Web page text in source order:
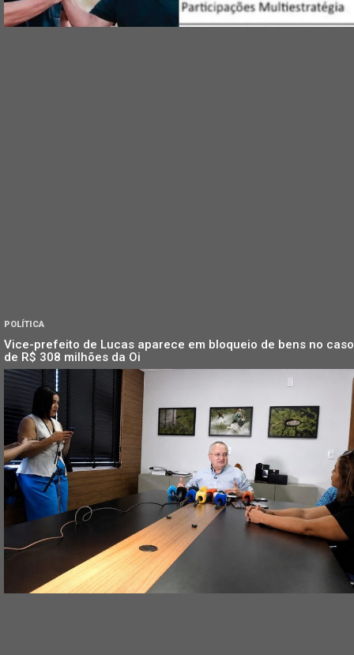
POLÍTICA
Vice-prefeito de Lucas aparece em bloqueio de bens no caso
de R$ 308 milhões da Oi